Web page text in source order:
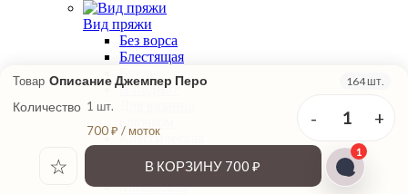
Вид пряжи
Без ворса
Блестящая
Букле
В подмот
Классическая
Меланжевая
Мохеровая
Товар Описание Джемпер Перо 164 шт.
Количество 1 шт.
700 ₽ / моток
- 1 +
☆ В КОРЗИНУ 700 ₽
1